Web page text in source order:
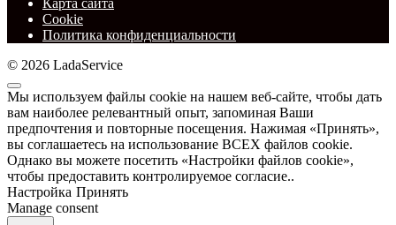
Карта сайта
Cookie
Политика конфиденциальности
© 2026 LadaService
Мы используем файлы cookie на нашем веб-сайте, чтобы дать
вам наиболее релевантный опыт, запоминая Ваши
предпочтения и повторные посещения. Нажимая «Принять»,
вы соглашаетесь на использование ВСЕХ файлов cookie.
Однако вы можете посетить «Настройки файлов cookie»,
чтобы предоставить контролируемое согласие..
Настройка Принять
Manage consent